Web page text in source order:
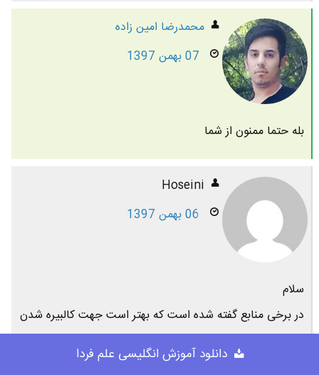
محمدرضا امين زاده
07 بهمن 1397
بله حتما ممنون از شما
Hoseini
06 بهمن 1397
سلام
در برخی منابع گفته شده است که بهتر است جهت کالبیره شدن
به صفر درصد برسد و گوشی خاموش شود و بعد تا صد درصد
دانلود آموزش انگلیسی علم فردا